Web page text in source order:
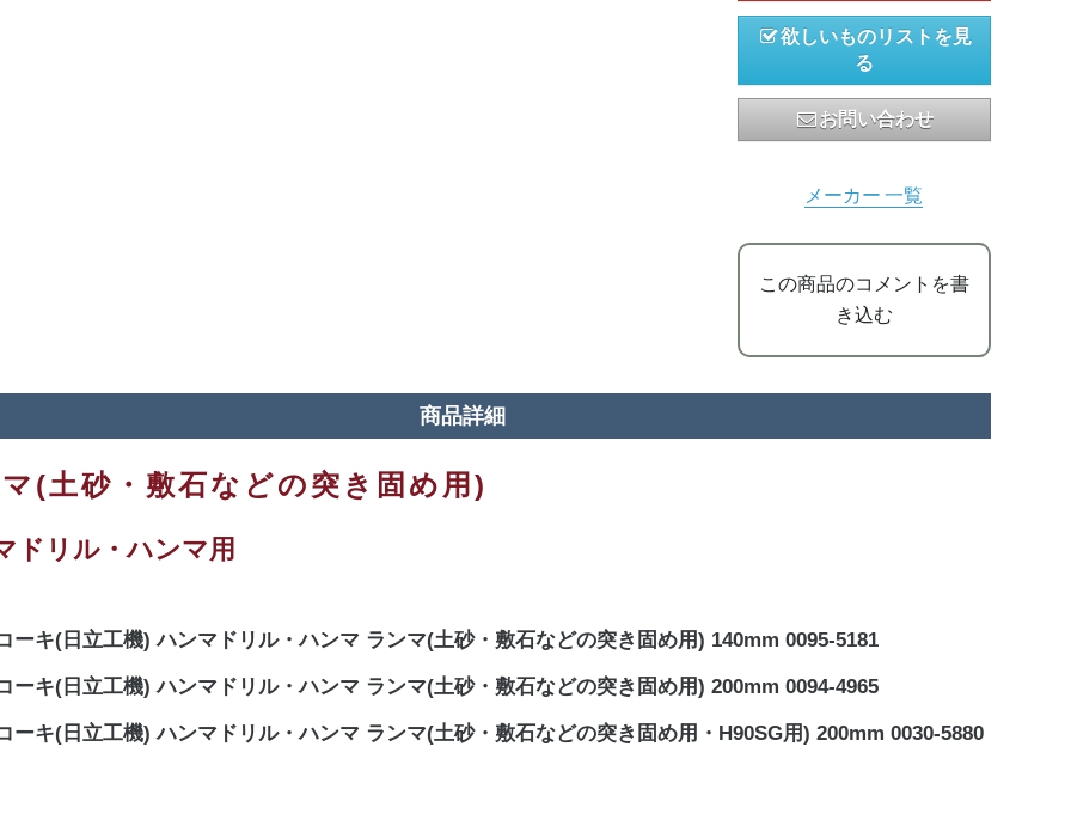
欲しいものリストを見
る
お問い合わせ
メーカー 一覧
この商品のコメントを書
き込む
商品詳細
(土砂・敷石などの突き固め用)
ドリル・ハンマ用
ーキ(日立工機) ハンマドリル・ハンマ ランマ(土砂・敷石などの突き固め用) 140mm 0095-5181
ーキ(日立工機) ハンマドリル・ハンマ ランマ(土砂・敷石などの突き固め用) 200mm 0094-4965
ーキ(日立工機) ハンマドリル・ハンマ ランマ(土砂・敷石などの突き固め用・H90SG用) 200mm 0030-5880